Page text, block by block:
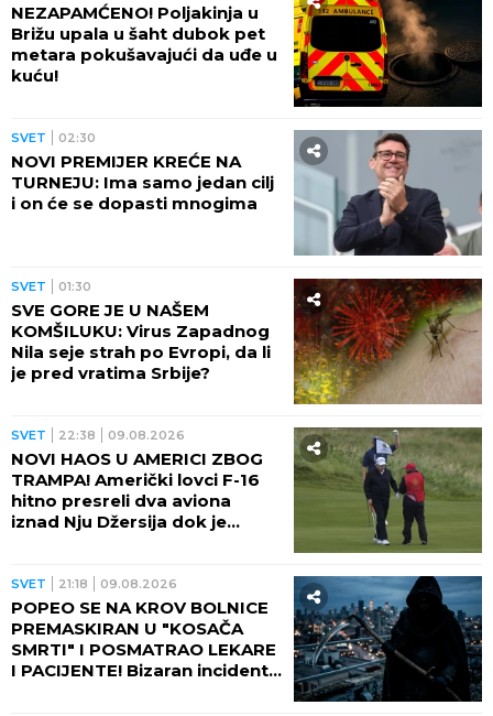
NEZAPAMĆENO! Poljakinja u
Brižu upala u šaht dubok pet
metara pokušavajući da uđe u
kuću!
SVET 02:30
NOVI PREMIJER KREĆE NA
TURNEJU: Ima samo jedan cilj
i on će se dopasti mnogima
SVET 01:30
SVE GORE JE U NAŠEM
KOMŠILUKU: Virus Zapadnog
Nila seje strah po Evropi, da li
je pred vratima Srbije?
SVET 22:38 09.08.2026
NOVI HAOS U AMERICI ZBOG
TRAMPA! Američki lovci F-16
hitno presreli dva aviona
iznad Nju Džersija dok je
SVET 21:18 09.08.2026
POPEO SE NA KROV BOLNICE
PREMASKIRAN U "KOSAČA
SMRTI" I POSMATRAO LEKARE
I PACIJENTE! Bizaran incident